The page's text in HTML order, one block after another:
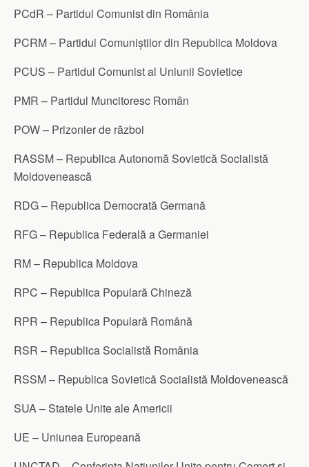
PCdR – Partidul Comunist din România
PCRM – Partidul Comuniștilor din Republica Moldova
PCUS – Partidul Comunist al Uniunii Sovietice
PMR – Partidul Muncitoresc Român
POW – Prizonier de război
RASSM – Republica Autonomă Sovietică Socialistă
Moldovenească
RDG – Republica Democrată Germană
RFG – Republica Federală a Germaniei
RM – Republica Moldova
RPC – Republica Populară Chineză
RPR – Republica Populară Română
RSR – Republica Socialistă România
RSSM – Republica Sovietică Socialistă Moldovenească
SUA – Statele Unite ale Americii
UE – Uniunea Europeană